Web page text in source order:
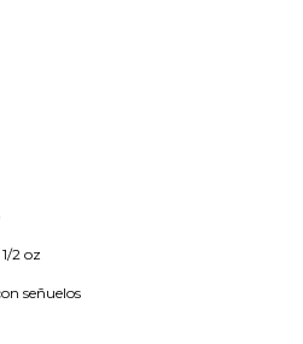
2 oz
señuelos